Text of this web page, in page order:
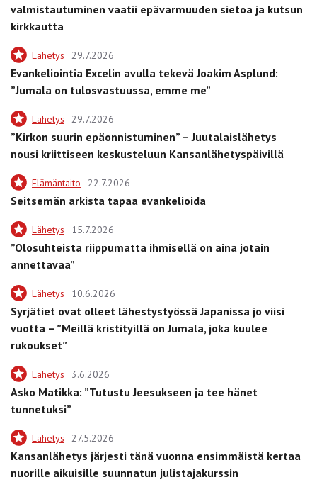
valmistautuminen vaatii epävarmuuden sietoa ja kutsun
kirkkautta
Lähetys 29.7.2026
Evankeliointia Excelin avulla tekevä Joakim Asplund:
”Jumala on tulosvastuussa, emme me”
Lähetys 29.7.2026
”Kirkon suurin epäonnistuminen” – Juutalaislähetys
nousi kriittiseen keskusteluun Kansanlähetyspäivillä
Elämäntaito 22.7.2026
Seitsemän arkista tapaa evankelioida
Lähetys 15.7.2026
”Olosuhteista riippumatta ihmisellä on aina jotain
annettavaa”
Lähetys 10.6.2026
Syrjätiet ovat olleet lähestystyössä Japanissa jo viisi
vuotta – ”Meillä kristityillä on Jumala, joka kuulee
rukoukset”
Lähetys 3.6.2026
Asko Matikka: ”Tutustu Jeesukseen ja tee hänet
tunnetuksi”
Lähetys 27.5.2026
Kansanlähetys järjesti tänä vuonna ensimmäistä kertaa
nuorille aikuisille suunnatun julistajakurssin